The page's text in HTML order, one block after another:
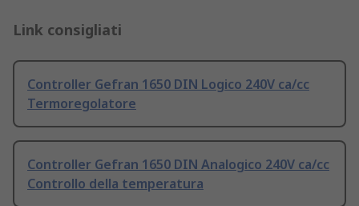
Link consigliati
Controller Gefran 1650 DIN Logico 240V ca/cc
Termoregolatore
Controller Gefran 1650 DIN Analogico 240V ca/cc
Controllo della temperatura